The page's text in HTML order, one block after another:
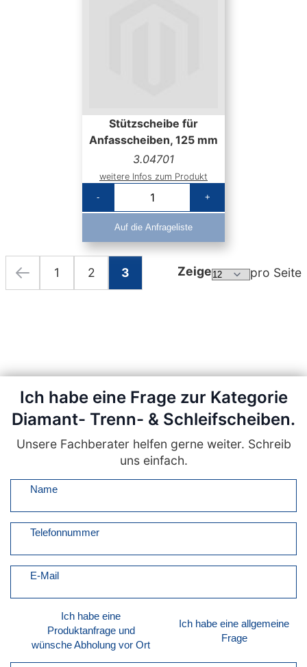
Stützscheibe für
Anfasscheiben, 125 mm
3.04701
weitere Infos zum Produkt
-
+
Auf die Anfrageliste
SeiteSeite
ZurückSeite
1 Seite
2 Sie lesen gerade die Seite
3 Zeige pro Seite
Ich habe eine Frage zur Kategorie
Diamant- Trenn- & Schleifscheiben.
Unsere Fachberater helfen gerne weiter. Schreib
uns einfach.
Name
Telefonnummer
E-Mail
Ich habe eine
Produktanfrage und
wünsche Abholung vor Ort
Ich habe eine allgemeine
Frage